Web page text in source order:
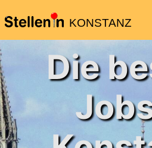
KONSTANZ
Die